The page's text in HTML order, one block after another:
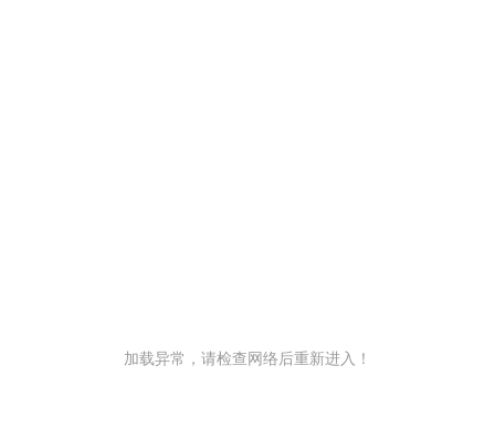
加载异常，请检查网络后重新进入！